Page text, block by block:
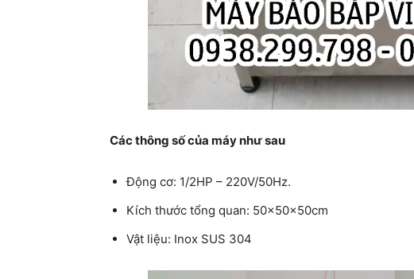
Các thông số của máy như sau
Động cơ: 1/2HP – 220V/50Hz.
Kích thước tổng quan: 50x50x50cm
Vật liệu: Inox SUS 304